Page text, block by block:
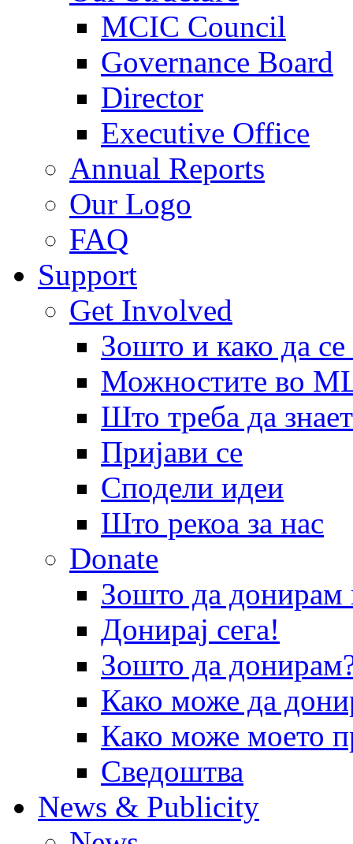
MCIC Council
Governance Board
Director
Executive Office
Annual Reports
Our Logo
FAQ
Support
Get Involved
Зошто и како да
Можностите во
Што треба да
Пријави се
Сподели идеи
Што рекоа за нас
Donate
Зошто да
Донирај сега!
Зошто да
Како може да
Како може моето
Сведоштва
News & Publicity